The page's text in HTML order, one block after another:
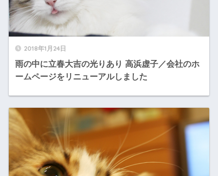
2018年1月24日
雨の中に立春大吉の光りあり 高浜虚子／会社のホ
ームページをリニューアルしました